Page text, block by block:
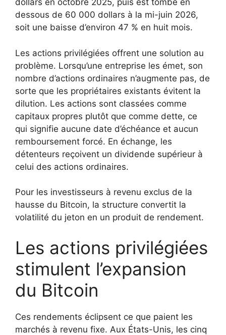
dollars en octobre 2025, puis est tombé en
dessous de 60 000 dollars à la mi-juin 2026,
soit une baisse d’environ 47 % en huit mois.
Les actions privilégiées offrent une solution au
problème. Lorsqu’une entreprise les émet, son
nombre d’actions ordinaires n’augmente pas, de
sorte que les propriétaires existants évitent la
dilution. Les actions sont classées comme
capitaux propres plutôt que comme dette, ce
qui signifie aucune date d’échéance et aucun
remboursement forcé. En échange, les
détenteurs reçoivent un dividende supérieur à
celui des actions ordinaires.
Pour les investisseurs à revenu exclus de la
hausse du Bitcoin, la structure convertit la
volatilité du jeton en un produit de rendement.
Les actions privilégiées
stimulent l’expansion
du Bitcoin
Ces rendements éclipsent ce que paient les
marchés à revenu fixe. Aux États-Unis, les cinq